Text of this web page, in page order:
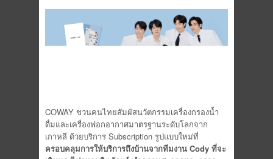
COWAY ชวนคนไทยสัมผัสนวัตกรรมเครื่องกรองน้ำ
ดื่มและเครื่องฟอกอากาศมาตรฐานระดับโลกจาก
เกาหลี ด้วยบริการ Subscription รูปแบบใหม่ที่
ครอบคลุมการให้บริการถึงบ้านจากทีมงาน Cody ที่จะ